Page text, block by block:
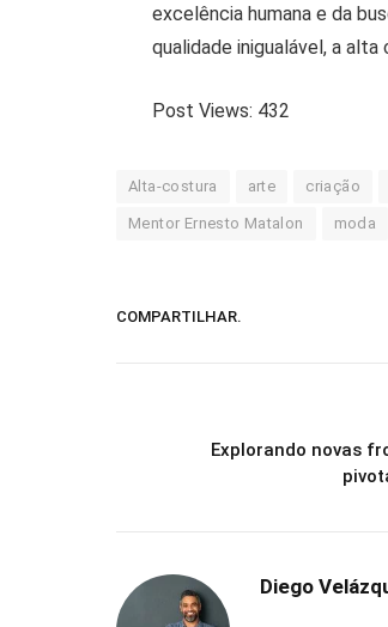
excelência humana e da
qualidade inigualável, a
Post Views: 432
Alta-costura arte criação
Mentor Ernesto Matalon moda
COMPARTILHAR.
Explorando novas
Diego